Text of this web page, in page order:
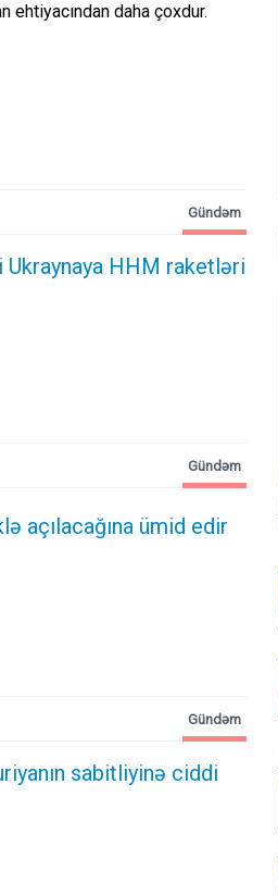
ehtiyacından daha çoxdur.
HHM raketləri
Gündəm
açılacağına ümid edir
Gündəm
sabitliyinə ciddi
Gündəm